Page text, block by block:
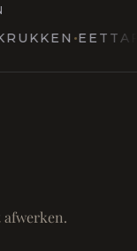
EETTAFELS
afwerken.